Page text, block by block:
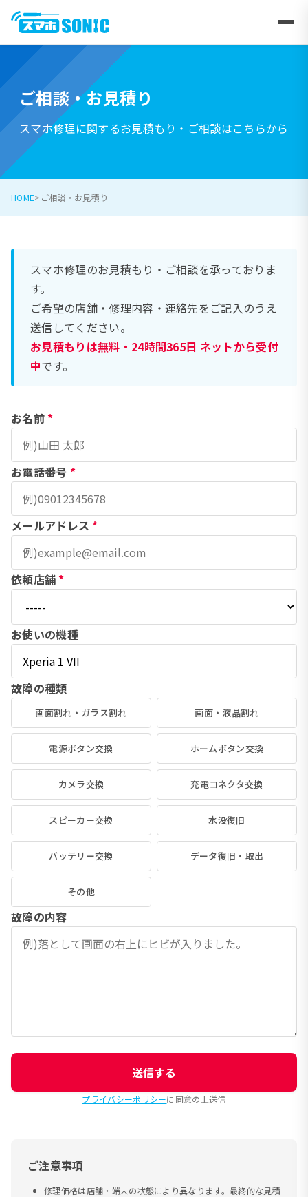
ご相談・お見積り
スマホ修理に関するお見積もり・ご相談はこちらから
HOME ご相談・お見積り
スマホ修理のお見積もり・ご相談を承っておりま
す。
ご希望の店舗・修理内容・連絡先をご記入のうえ
送信してください。
お見積もりは無料・24時間365日 ネットから受付
中です。
お名前 *
お電話番号 *
メールアドレス *
依頼店舗 *
お使いの機種
故障の種類
画面割れ・ガラス割れ 画面・液晶割れ
電源ボタン交換 ホームボタン交換
カメラ交換 充電コネクタ交換
スピーカー交換 水没復旧
バッテリー交換 データ復旧・取出
その他
故障の内容
送信する
プライバシーポリシーに同意の上送信
ご注意事項
修理価格は店舗・端末の状態により異なります。最終的な見積